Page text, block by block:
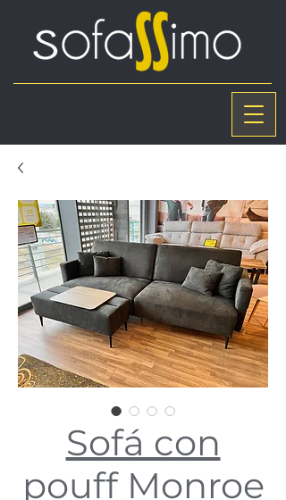
Sofá con
pouff Monroe